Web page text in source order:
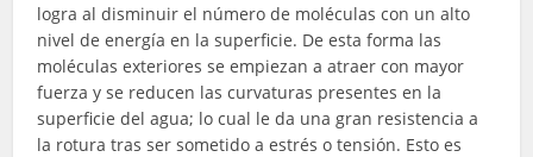
logra al disminuir el número de moléculas con un alto
nivel de energía en la superficie. De esta forma las
moléculas exteriores se empiezan a atraer con mayor
fuerza y se reducen las curvaturas presentes en la
superficie del agua; lo cual le da una gran resistencia a
la rotura tras ser sometido a estrés o tensión. Esto es